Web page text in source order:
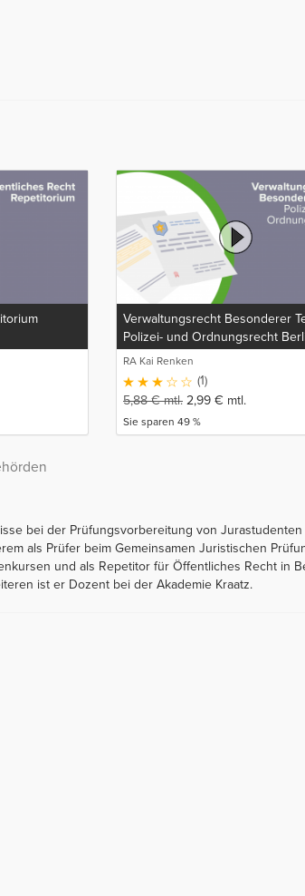
Verwaltungsrecht Besonderer
Polizei- und Ordnungsrecht
RA Kai Renken
(1)
5,88€mtl. 2,99 € mtl.
Sie sparen 49 %
bei der Prüfungsvorbereitung von
als Prüfer beim Gemeinsamen Juristischen
und als Repetitor für Öffentliches Recht in
ist er Dozent bei der Akademie Kraatz.